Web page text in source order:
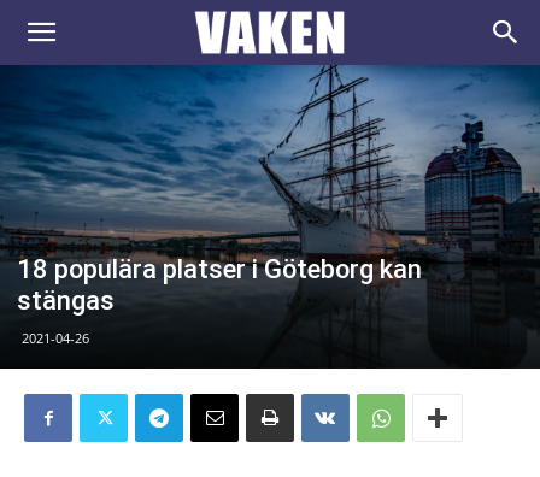
VAKEN.se
18 populära platser i Göteborg kan
stängas
2021-04-26